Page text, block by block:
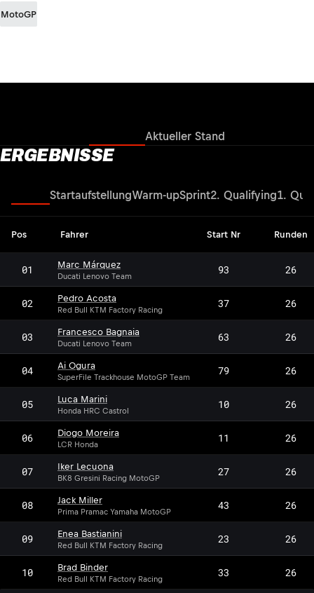
MotoGP
Aktueller Stand
ERGEBNISSE
StartaufstellungWarm-upSprint2. Qualifying1.
Pos Fahrer Start Nr Runden
01 Marc Márquez
Ducati Lenovo Team 93 26
02 Pedro Acosta
Red Bull KTM Factory Racing 37 26
03 Francesco Bagnaia
Ducati Lenovo Team 63 26
04 Ai Ogura
SuperFile Trackhouse MotoGP Team 79 26
05 Luca Marini
Honda HRC Castrol 10 26
06 Diogo Moreira
LCR Honda 11 26
07 Iker Lecuona
BK8 Gresini Racing MotoGP 27 26
08 Jack Miller
Prima Pramac Yamaha MotoGP 43 26
09 Enea Bastianini
Red Bull KTM Factory Racing 23 26
10 Brad Binder
Red Bull KTM Factory Racing 33 26